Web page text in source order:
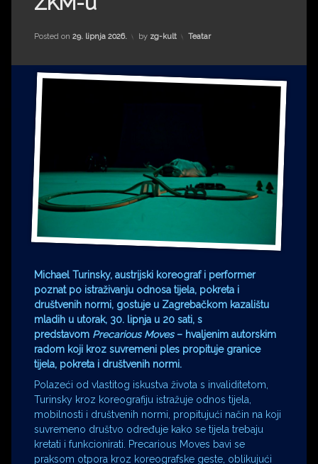
Impressum
Milenko Strižak
Drugi autori
Drugi autori
Matea Andrić
Ljiljana Lekanić-Kljaić
Željko Krznarić
Mario Lovreković
Miroslav Šantek
Posted on 29. lipnja 2026. by zg-kult Kategorije:
Teatar
Michael Turinsky, austrijski koreograf i performer
poznat po istraživanju odnosa tijela, pokreta i
društvenih normi, gostuje u Zagrebačkom kazalištu
mladih u utorak, 30. lipnja u 20 sati, s
predstavom Precarious Moves– hvaljenim autorskim
radom koji kroz suvremeni ples propituje granice
tijela, pokreta i društvenih normi.
Polazeći od vlastitog iskustva života s invaliditetom,
Turinsky kroz koreografiju istražuje odnos tijela,
mobilnosti i društvenih normi, propitujući način na koji
suvremeno društvo određuje kako se tijela trebaju
kretati i funkcionirati. Precarious Moves bavi se
praksom otpora kroz koreografske geste, oblikujući